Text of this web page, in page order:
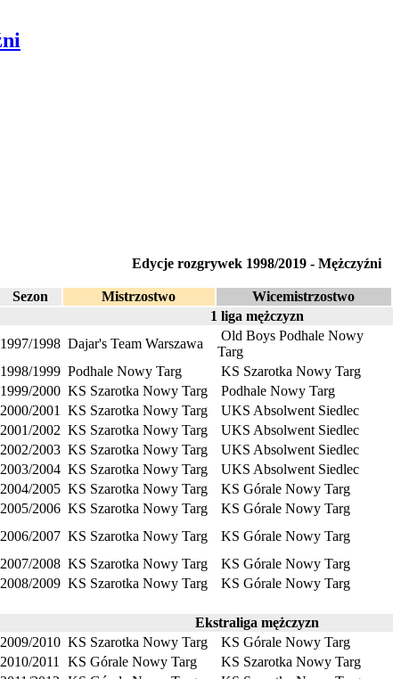
Edycje rozgrywek 1998/2019 - Mężczyźni
Sezon Mistrzostwo Wicemistrzostwo
1 liga mężczyzn
1997/1998 Dajar's Team Warszawa
Old Boys Podhale Nowy
Targ
1998/1999 Podhale Nowy Targ KS Szarotka Nowy Targ
1999/2000 KS Szarotka Nowy Targ Podhale Nowy Targ
2000/2001 KS Szarotka Nowy Targ UKS Absolwent Siedlec
2001/2002 KS Szarotka Nowy Targ UKS Absolwent Siedlec
2002/2003 KS Szarotka Nowy Targ UKS Absolwent Siedlec
2003/2004 KS Szarotka Nowy Targ UKS Absolwent Siedlec
2004/2005 KS Szarotka Nowy Targ KS Górale Nowy Targ
2005/2006 KS Szarotka Nowy Targ KS Górale Nowy Targ
2006/2007 KS Szarotka Nowy Targ KS Górale Nowy Targ
2007/2008 KS Szarotka Nowy Targ KS Górale Nowy Targ
2008/2009 KS Szarotka Nowy Targ KS Górale Nowy Targ
Ekstraliga mężczyzn
2009/2010 KS Szarotka Nowy Targ KS Górale Nowy Targ
2010/2011 KS Górale Nowy Targ KS Szarotka Nowy Targ